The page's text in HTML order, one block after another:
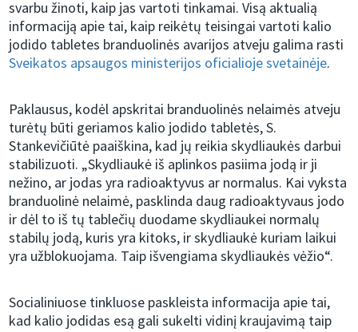
svarbu žinoti, kaip jas vartoti tinkamai. Visą aktualią
informaciją apie tai, kaip reikėtų teisingai vartoti kalio
jodido tabletes branduolinės avarijos atveju galima rasti
Sveikatos apsaugos ministerijos oficialioje svetainėje.
Paklausus, kodėl apskritai branduolinės nelaimės atveju
turėtų būti geriamos kalio jodido tabletės, S.
Stankevičiūtė paaiškina, kad jų reikia skydliaukės darbui
stabilizuoti. „Skydliaukė iš aplinkos pasiima jodą ir ji
nežino, ar jodas yra radioaktyvus ar normalus. Kai vyksta
branduolinė nelaimė, pasklinda daug radioaktyvaus jodo
ir dėl to iš tų tablečių duodame skydliaukei normalų
stabilų jodą, kuris yra kitoks, ir skydliaukė kuriam laikui
yra užblokuojama. Taip išvengiama skydliaukės vėžio“.
Socialiniuose tinkluose paskleista informacija apie tai,
kad kalio jodidas esą gali sukelti vidinį kraujavimą taip